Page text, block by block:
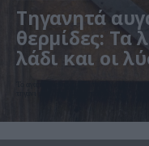
Τηγανητά
θερμίδες: Τα
λάδι και οι